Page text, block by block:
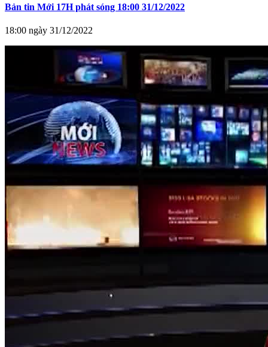
Bản tin Mới 17H phát sóng 18:00 31/12/2022
18:00 ngày 31/12/2022